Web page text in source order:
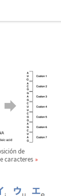
ón de
caracteres